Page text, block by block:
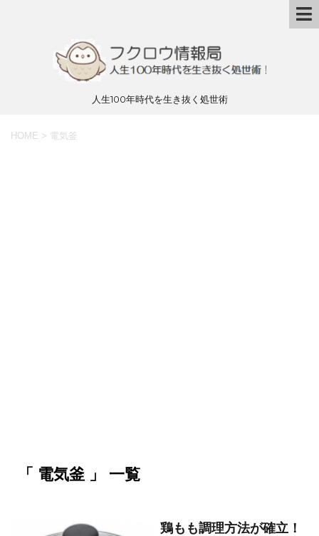
人生100年時代を生き抜く処世術
HOME > 電気釜
「 電気釜 」 一覧
鶏もも調理方法が確立！